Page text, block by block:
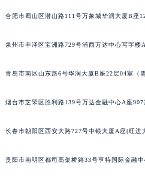
合肥市蜀山区潜山路111号万象城华润大厦B座
泉州市丰泽区宝洲路729号浦西万达中心写字楼
青岛市南区山东路6号华润大厦B座22层04室（
烟台市芝罘区胜利路139号万达金融中心A座907
长春市朝阳区西安大路727号中银大厦A座(旺进
贵阳市南明区都司高架桥路33号亨特国际金融中